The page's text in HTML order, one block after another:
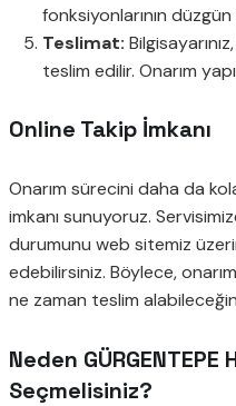
fonksiyonlarının düzgün
Teslimat:
teslim edilir. Onarım
Online Takip İmkanı
Onarım sürecini daha da
imkanı sunuyoruz.
durumunu web sitemiz
edebilirsiniz. Böylece,
ne zaman teslim
Neden GÜRGENTEPE
Seçmelisiniz?